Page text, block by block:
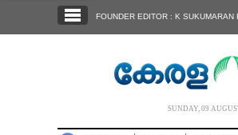
NOTIFIED NEWS
FOUNDER EDITOR : K SUKUMARAN
SUNDAY, 09